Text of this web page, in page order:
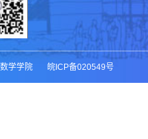
学学院 皖ICP备020549号